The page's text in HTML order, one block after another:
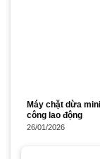
Máy chặt dừa
công lao động
26/01/2026